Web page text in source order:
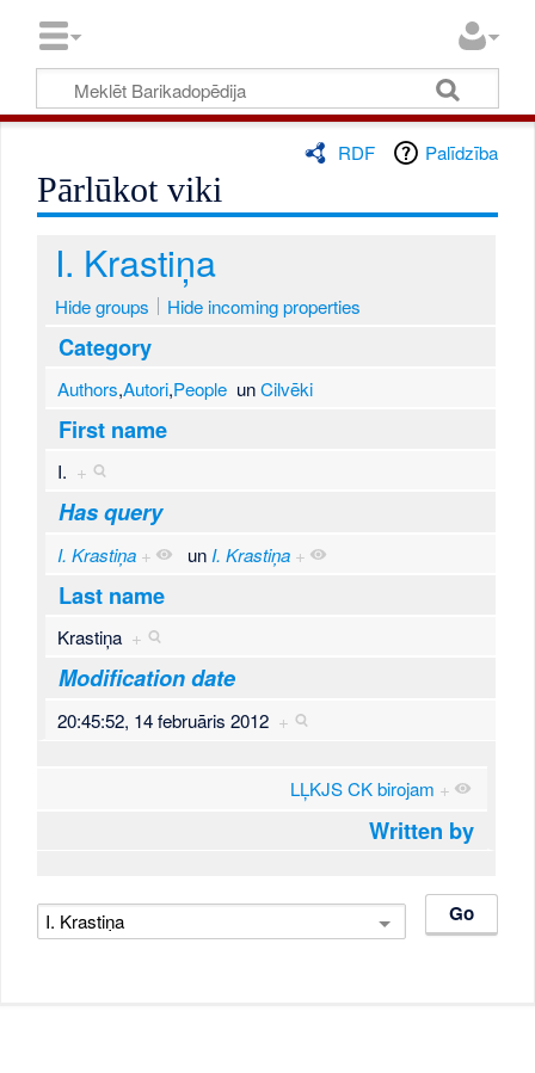
RDF Palīdzība
Pārlūkot viki
I. Krastiņa
Hide groups Hide incoming properties
Category
Authors,Autori,PeopleunCilvēki
First name
I. +
Has query
I. Krastiņa + un I. Krastiņa +
Last name
Krastiņa +
Modification date
20:45:52, 14 februāris 2012 +
LĻKJS CK birojam +
Written by